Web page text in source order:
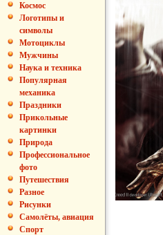
Космос
Логотипы и
символы
Мотоциклы
Мужчины
Наука и техника
Популярная
механика
Праздники
Прикольные
картинки
Природа
Профессиональное
фото
Путешествия
Разное
Рисунки
Самолёты, авиация
Спорт